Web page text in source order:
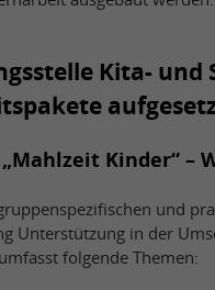
Kita-
Kinder“ –
und
Unterstützung in der
folgende Themen: